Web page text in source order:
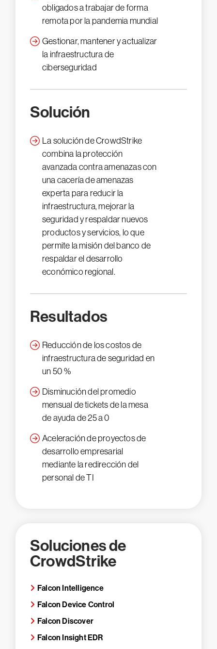
obligados a trabajar de forma
remota por la pandemia mundial
Gestionar, mantener y actualizar
la infraestructura de
ciberseguridad
Solución
La solución de CrowdStrike
combina la protección
avanzada contra amenazas con
una cacería de amenazas
experta para reducir la
infraestructura, mejorar la
seguridad y respaldar nuevos
productos y servicios, lo que
permite la misión del banco de
respaldar el desarrollo
económico regional.
Resultados
Reducción de los costos de
infraestructura de seguridad en
un 50 %
Disminución del promedio
mensual de tickets de la mesa
de ayuda de 25 a 0
Aceleración de proyectos de
desarrollo empresarial
mediante la redirección del
personal de TI
Soluciones de
CrowdStrike
Falcon Intelligence
Falcon Device Control
Falcon Discover
Falcon Insight EDR